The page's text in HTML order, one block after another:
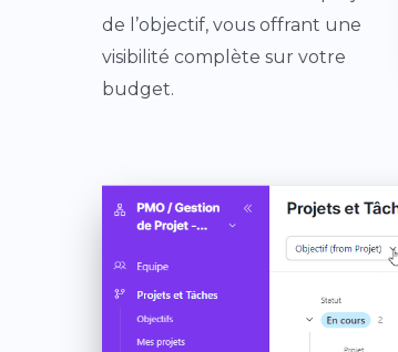
de l’objectif, vous offrant une
visibilité complète sur votre
budget.